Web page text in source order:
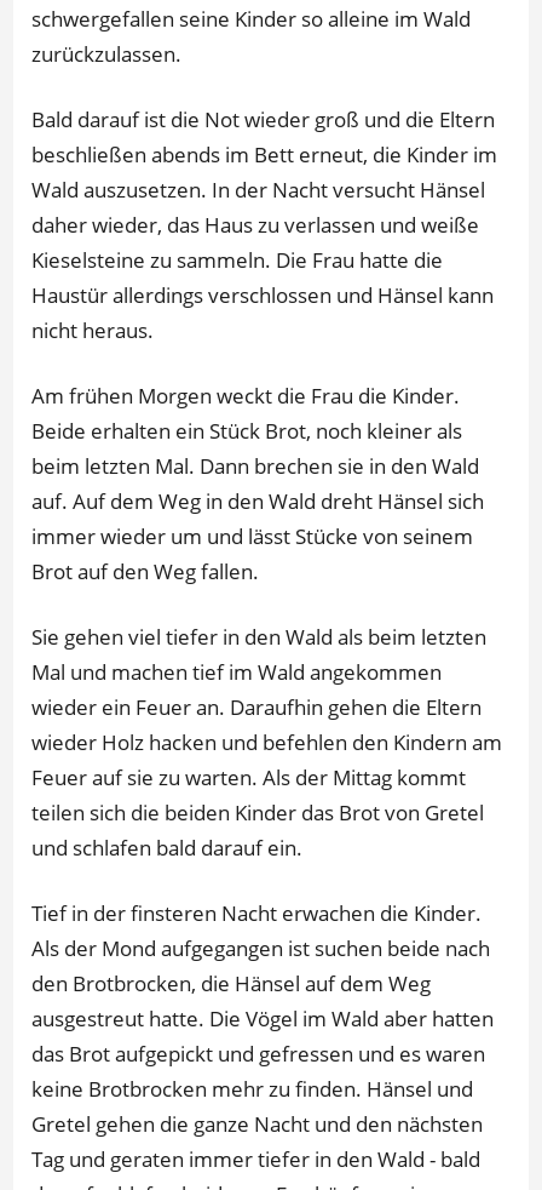
schwergefallen seine Kinder so alleine im Wald
zurückzulassen.
Bald darauf ist die Not wieder groß und die Eltern
beschließen abends im Bett erneut, die Kinder im
Wald auszusetzen. In der Nacht versucht Hänsel
daher wieder, das Haus zu verlassen und weiße
Kieselsteine zu sammeln. Die Frau hatte die
Haustür allerdings verschlossen und Hänsel kann
nicht heraus.
Am frühen Morgen weckt die Frau die Kinder.
Beide erhalten ein Stück Brot, noch kleiner als
beim letzten Mal. Dann brechen sie in den Wald
auf. Auf dem Weg in den Wald dreht Hänsel sich
immer wieder um und lässt Stücke von seinem
Brot auf den Weg fallen.
Sie gehen viel tiefer in den Wald als beim letzten
Mal und machen tief im Wald angekommen
wieder ein Feuer an. Daraufhin gehen die Eltern
wieder Holz hacken und befehlen den Kindern am
Feuer auf sie zu warten. Als der Mittag kommt
teilen sich die beiden Kinder das Brot von Gretel
und schlafen bald darauf ein.
Tief in der finsteren Nacht erwachen die Kinder.
Als der Mond aufgegangen ist suchen beide nach
den Brotbrocken, die Hänsel auf dem Weg
ausgestreut hatte. Die Vögel im Wald aber hatten
das Brot aufgepickt und gefressen und es waren
keine Brotbrocken mehr zu finden. Hänsel und
Gretel gehen die ganze Nacht und den nächsten
Tag und geraten immer tiefer in den Wald - bald